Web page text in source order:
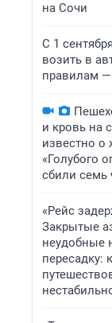
на Сочи
С 1
возить в
правилам —
и кровь на
известно
«Голубого
сбили семь
«Рейс
Закрытые
неудобные
пересадку: